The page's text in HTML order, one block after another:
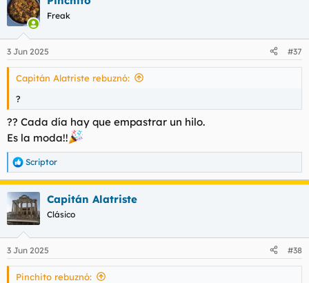
ponérselo fácil. Creo que debe conocerse.
(No creo que conozca el foro si bien es el tipo de dama de
gran inteligencia)
Freak
3 Jun 2025 #37
Capitán Alatriste rebuznó:
?
?? Cada día hay que empastrar un hilo.
Es la moda!!
R
e
a
c
c
i
e
s
Scriptor
Capitán Alatriste
Clásico
3 Jun 2025 #38
Pinchito rebuznó: